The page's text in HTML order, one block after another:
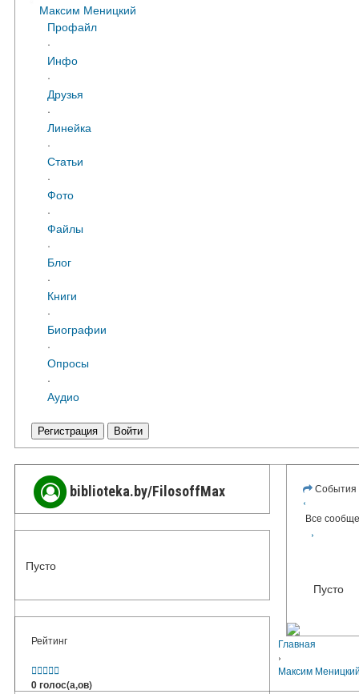
Максим Меницкий
Профайл
·
Инфо
·
Друзья
·
Линейка
·
Статьи
·
Фото
·
Файлы
·
Блог
·
Книги
·
Биографии
·
Опросы
·
Аудио
Регистрация Войти
biblioteka.by/FilosoffMax
Пусто
Рейтинг

0 голос(а,ов)
События
‹
Все
›
Пусто
Главная
›
Максим